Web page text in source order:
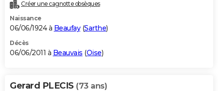
Créer une cagnotte obsèques
Naissance
06/06/1924 à Beaufay(Sarthe)
Décès
06/06/2011 à Beauvais (Oise)
Gerard PLECIS (73 ans)